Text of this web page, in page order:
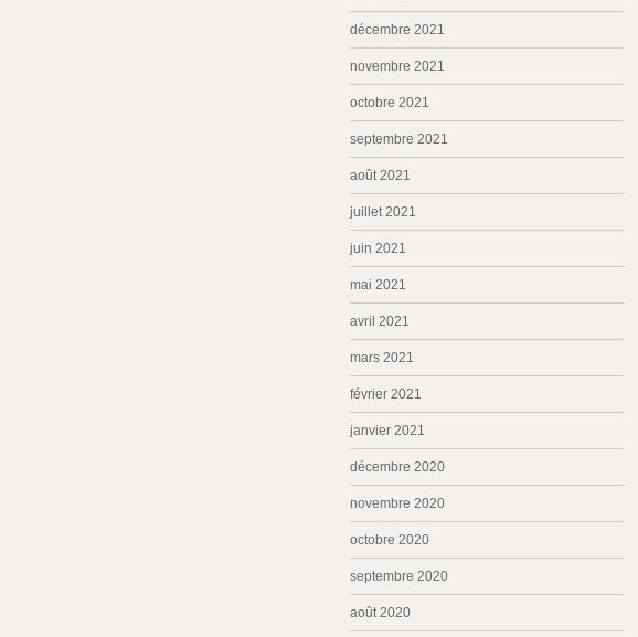
décembre 2021
novembre 2021
octobre 2021
septembre 2021
août 2021
juillet 2021
juin 2021
mai 2021
avril 2021
mars 2021
février 2021
janvier 2021
décembre 2020
novembre 2020
octobre 2020
septembre 2020
août 2020